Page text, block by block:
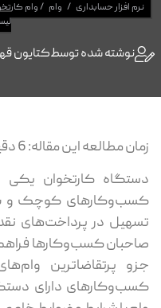
نرم افزار حسابداری / وام /
نوشته شده توسطکتایون
زمان مطالعه این مقاله:6
دستگاه کارتخوان یکی
کسب‌وکارهای کوچک و
تسهیل در پرداخت‌های
صاحبان کسب‌وکارها
جزو پرتقاضاترین
کسب‌وکارهای دارای